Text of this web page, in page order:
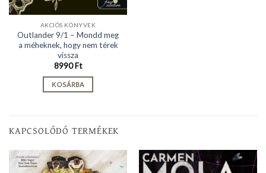
AKCIÓS KÖNYVEK
Outlander 9/1 – Mondd meg
a méheknek, hogy nem térek
vissza
8990Ft
KOSÁRBA
KAPCSOLÓDÓ TERMÉKEK